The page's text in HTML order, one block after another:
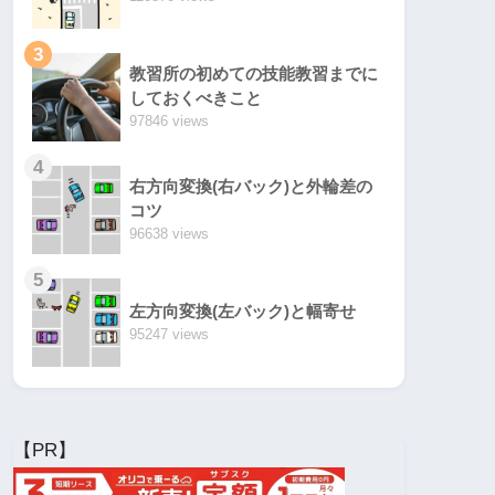
3
教習所の初めての技能教習までに
しておくべきこと
97846 views
4
右方向変換(右バック)と外輪差の
コツ
96638 views
5
左方向変換(左バック)と幅寄せ
95247 views
【PR】